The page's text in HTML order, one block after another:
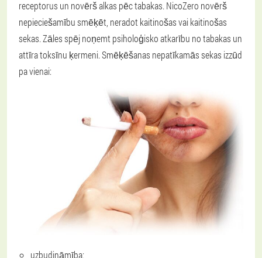
receptorus un novērš alkas pēc tabakas. NicoZero novērš
nepieciešamību smēķēt, neradot kaitinošas vai kaitinošas
sekas. Zāles spēj noņemt psiholoģisko atkarību no tabakas un
attīra toksīnu ķermeni. Smēķēšanas nepatīkamās sekas izzūd
pa vienai:
uzbudināmība;